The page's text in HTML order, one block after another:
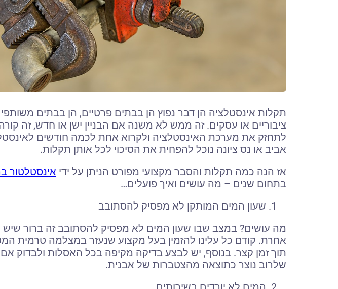
תקלות אינסטלציה הן דבר נפוץ הן בבתים פרטיים, הן בבתים
ציבוריים או עסקים. זה ממש לא משנה אם הבניין ישן או חדש, זה
לתחזק את מערכת האינסטלציה ולקרוא אחת לכמה חודשים
אביב או נס ציונה נוכל להפחית את הסיכוי לכל אותן תקלות.
אז הנה כמה תקלות והסבר מקצועי מפורט הניתן על ידי אינסטלטור
בתחום שנים – מה עושים ואיך פועלים…
שעון המים המותקן לא מפסיק להסתובב
מה עושים? במצב שבו שעון המים לא מפסיק להסתובב זה ברור שיש
אחרת. קודם כל עלינו להזמין בעל מקצוע שנעזר במצלמה טרמית
תוך זמן קצר. בנוסף, יש לבצע בדיקה מקיפה בכל האסלות ולבדוק
שלרוב נוצר כתוצאה מהצטברות של אבנית.